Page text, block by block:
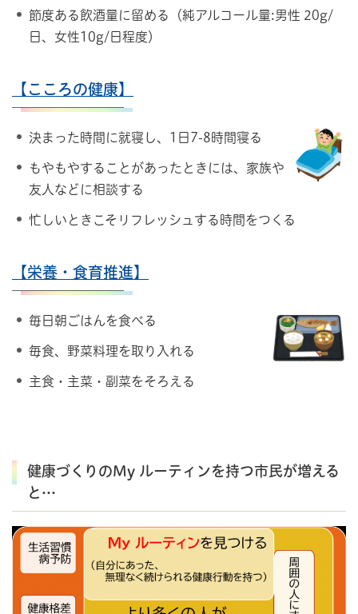
節度ある飲酒量に留める（純アルコール量:男性 20g/
日、女性10g/日程度）
【こころの健康】
決まった時間に就寝し、1日7-8時間寝る
もやもやすることがあったときには、家族や
友人などに相談する
忙しいときこそリフレッシュする時間をつくる
【栄養・食育推進】
毎日朝ごはんを食べる
毎食、野菜料理を取り入れる
主食・主菜・副菜をそろえる
健康づくりのMy ルーティンを持つ市民が増える
と…